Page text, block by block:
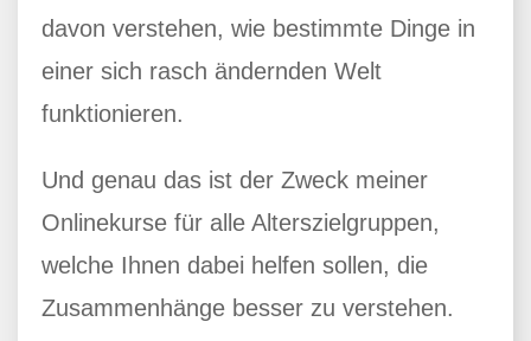
davon verstehen, wie bestimmte Dinge in
einer sich rasch ändernden Welt
funktionieren.
Und genau das ist der Zweck meiner
Onlinekurse für alle Alterszielgruppen,
welche Ihnen dabei helfen sollen, die
Zusammenhänge besser zu verstehen.